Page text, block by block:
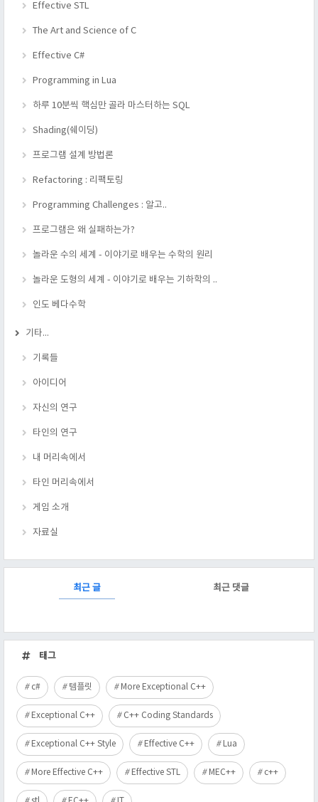
Effective STL
The Art and Science of C
Effective C#
Programming in Lua
하루 10분씩 핵심만 골라 마스터하는 SQL
Shading(쉐이딩)
프로그램 설계 방법론
Refactoring : 리팩토링
Programming Challenges : 알고..
프로그램은 왜 실패하는가?
놀라운 수의 세계 - 이야기로 배우는 수학의 원리
놀라운 도형의 세계 - 이야기로 배우는 기하학의 ..
인도 베다수학
기타...
기록들
아이디어
자신의 연구
타인의 연구
내 머리속에서
타인 머리속에서
게임 소개
자료실
최근 글 최근 댓글
근
글
태그
c# 템플릿 More Exceptional C++
Exceptional C++ C++ Coding Standards
Exceptional C++ Style Effective C++ Lua
More Effective C++ Effective STL MEC++ c++